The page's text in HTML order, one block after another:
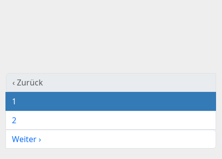
‹ Zurück
1
2
Weiter ›